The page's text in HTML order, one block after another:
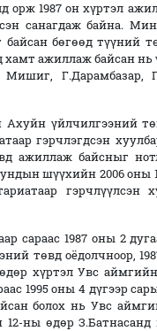
орж 1987 он хүртэл
санагдаж байна.
бөгөөд түүний
хамт ажиллаж байсан
Г.Дарамбазар,
үйлчилгээний
гэрчлэгдсэн
ажиллаж байсныг
шүүхийн 2006 оны
гэрчлүүлсэн
1987 оны 2
төвд оёдолчноор,
хүртэл Увс
1995 оны 4 дүгээр
болох нь Увс
ны өдөр